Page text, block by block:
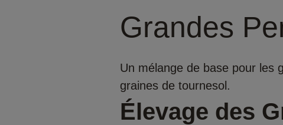
Grandes
Un mélange de base pour les
graines de tournesol.
Élevage des